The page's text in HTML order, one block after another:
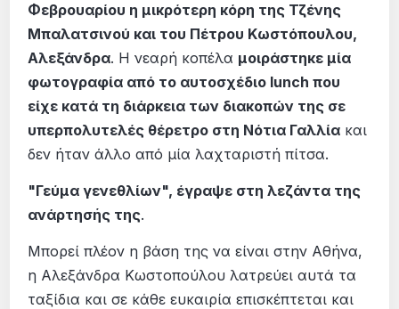
Φεβρουαρίου η μικρότερη κόρη της Τζένης
Μπαλατσινού και του Πέτρου Κωστόπουλου,
Αλεξάνδρα. Η νεαρή κοπέλα μοιράστηκε μία
φωτογραφία από το αυτοσχέδιο lunch που
είχε κατά τη διάρκεια των διακοπών της σε
υπερπολυτελές θέρετρο στη Νότια Γαλλία και
δεν ήταν άλλο από μία λαχταριστή πίτσα.
"Γεύμα γενεθλίων", έγραψε στη λεζάντα της
ανάρτησής της.
Μπορεί πλέον η βάση της να είναι στην Αθήνα,
η Αλεξάνδρα Κωστοπούλου λατρεύει αυτά τα
ταξίδια και σε κάθε ευκαιρία επισκέπτεται και